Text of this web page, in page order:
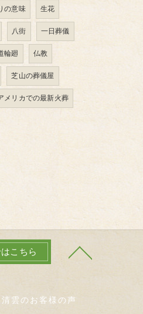
の意味 生花
八街 一日葬儀
輪廻 仏教
芝山の葬儀屋
メリカでの最新火葬
こちら
雲のお客様の声